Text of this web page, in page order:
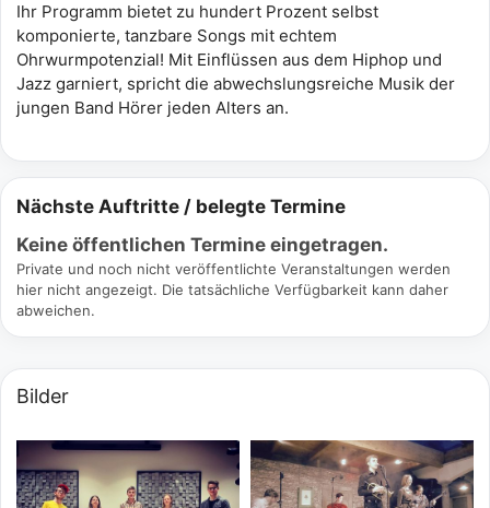
Ihr Programm bietet zu hundert Prozent selbst
komponierte, tanzbare Songs mit echtem
Ohrwurmpotenzial! Mit Einflüssen aus dem Hiphop und
Jazz garniert, spricht die abwechslungsreiche Musik der
jungen Band Hörer jeden Alters an.
Nächste Auftritte / belegte Termine
Keine öffentlichen Termine eingetragen.
Private und noch nicht veröffentlichte Veranstaltungen werden
hier nicht angezeigt. Die tatsächliche Verfügbarkeit kann daher
abweichen.
Bilder